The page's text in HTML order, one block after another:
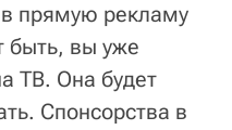
в прямую рекламу
быть, вы уже
ТВ. Она будет
Спонсорства в